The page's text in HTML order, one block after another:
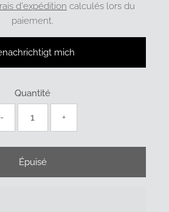
d'expédition calculés lors du
paiement.
mich
Quantité
- +